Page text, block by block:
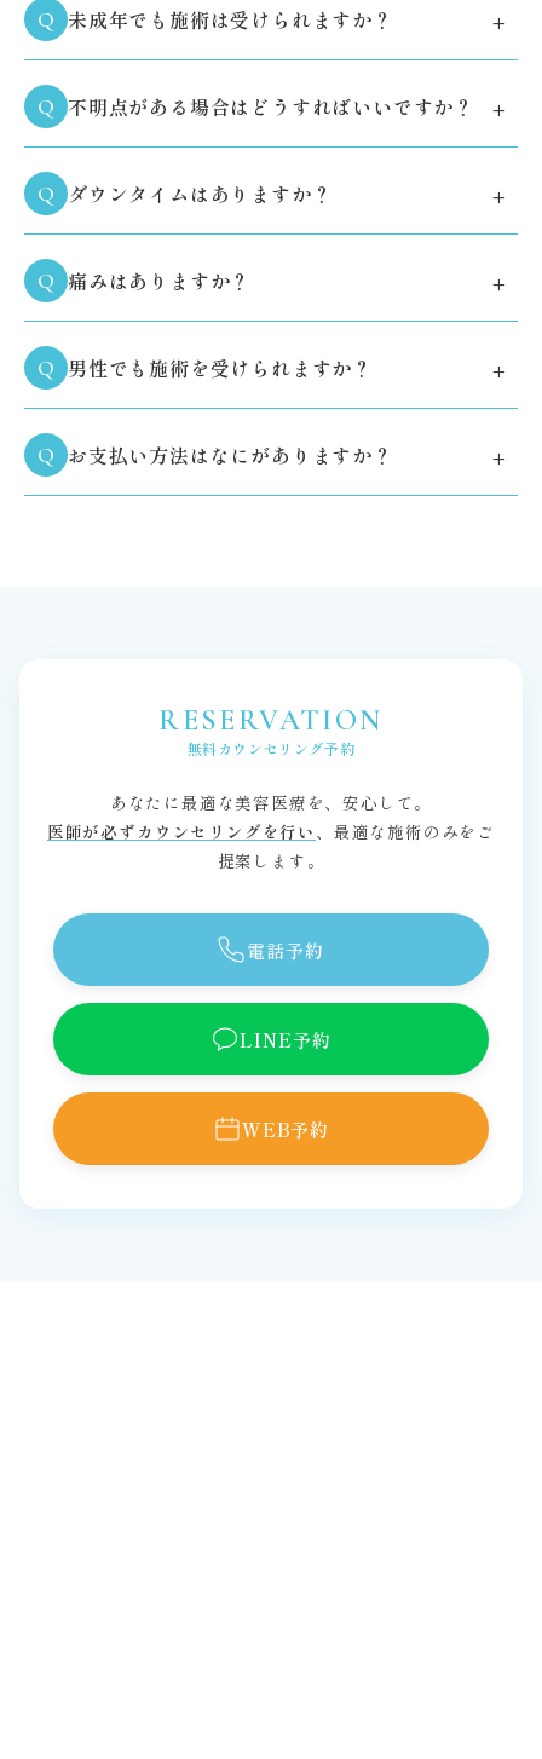
Q 未成年でも施術は受けられますか？ +
Q 不明点がある場合はどうすればいいですか？ +
Q ダウンタイムはありますか？ +
Q 痛みはありますか？ +
Q 男性でも施術を受けられますか？ +
Q お支払い方法はなにがありますか？ +
RESERVATION
無料カウンセリング予約
あなたに最適な美容医療を、安心して。
医師が必ずカウンセリングを行い 、最適な施術のみをご
提案します。
電話予約
LINE予約
WEB予約